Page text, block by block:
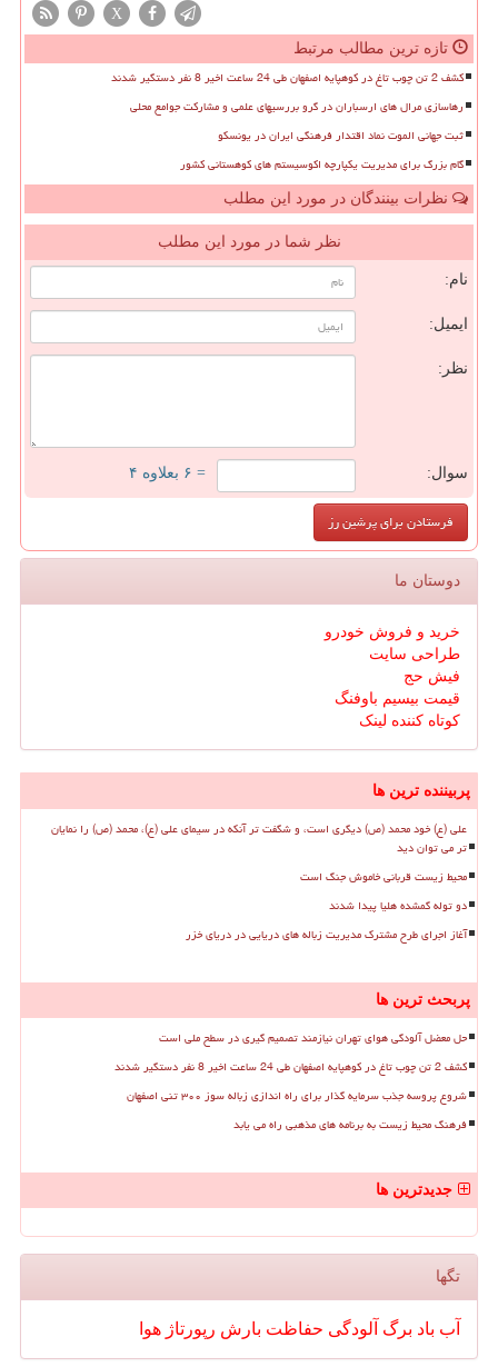
X
تازه ترین مطالب مرتبط
کشف 2 تن چوب تاغ در کوهپایه اصفهان طی 24 ساعت اخیر 8 نفر دستگیر شدند
رهاسازی مرال های ارسباران در گرو بررسیهای علمی و مشارکت جوامع محلی
ثبت جهانی الموت نماد اقتدار فرهنگی ایران در یونسکو
گام بزرگ برای مدیریت یکپارچه اکوسیستم های کوهستانی کشور
نظرات بینندگان در مورد این مطلب
نظر شما در مورد این مطلب
نام:
ایمیل:
نظر:
سوال: = ۶ بعلاوه ۴
دوستان ما
خرید و فروش خودرو
طراحی سایت
فیش حج
قیمت بیسیم باوفنگ
کوتاه کننده لینک
پربیننده ترین ها
علی (ع) خود محمد (ص) دیگری است، و شگفت تر آنکه در سیمای علی (ع)، محمد (ص) را نمایان
تر می توان دید
محیط زیست قربانی خاموش جنگ است
دو توله گمشده هلیا پیدا شدند
آغاز اجرای طرح مشترک مدیریت زباله های دریایی در دریای خزر
پربحث ترین ها
حل معضل آلودگی هوای تهران نیازمند تصمیم گیری در سطح ملی است
کشف 2 تن چوب تاغ در کوهپایه اصفهان طی 24 ساعت اخیر 8 نفر دستگیر شدند
شروع پروسه جذب سرمایه گذار برای راه اندازی زباله سوز ۳۰۰ تنی اصفهان
فرهنگ محیط زیست به برنامه های مذهبی راه می یابد
جدیدترین ها
تگها
آب باد برگ آلودگی حفاظت بارش رپورتاژ هوا